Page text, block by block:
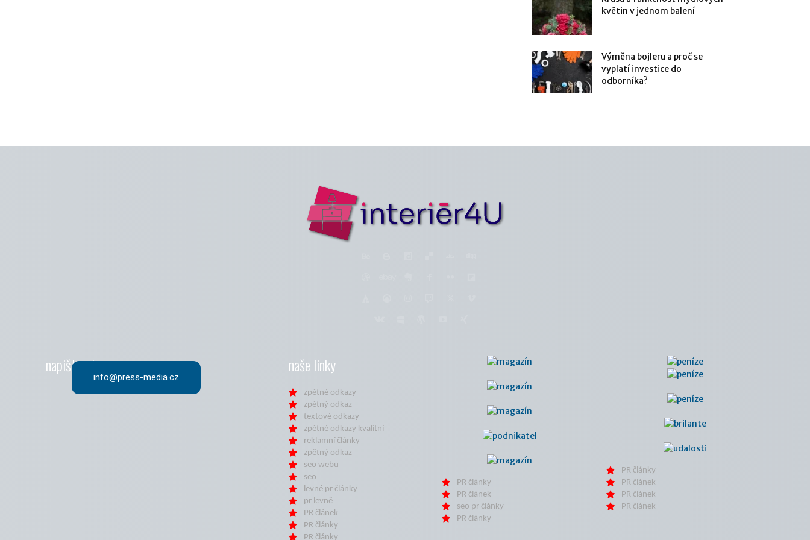
květin v jednom balení
Výměna bojleru a proč se
vyplatí investice do
odborníka?
napište nám
info@press-media.cz
naše linky
zpětné odkazy
zpětný odkaz
textové odkazy
zpětné odkazy kvalitní
reklamní články
zpětný odkaz
seo webu
seo
levné pr články
pr levně
PR článek
PR články
PR články
PR články
PR článek
seo pr články
PR články
PR články
PR článek
PR článek
PR článek